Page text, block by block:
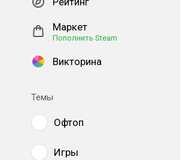
Маркет
Пополнить Steam
Викторина
Темы
Офтоп
Игры